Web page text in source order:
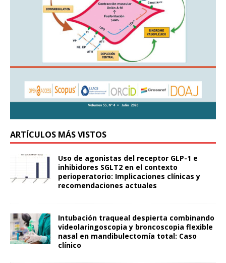
ARTÍCULOS MÁS VISTOS
Uso de agonistas del receptor GLP-1 e
inhibidores SGLT2 en el contexto
perioperatorio: Implicaciones clínicas y
recomendaciones actuales
Intubación traqueal despierta combinando
videolaringoscopia y broncoscopia flexible
nasal en mandibulectomía total: Caso
clínico